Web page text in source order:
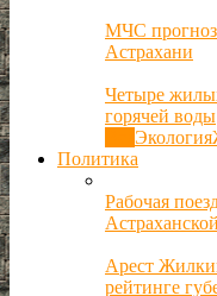
МЧС
Астрахани
Четыре
горячей воды
Экология
Политика
Рабочая
Арест
рейтинге